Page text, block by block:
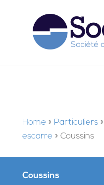
Home » Particuliers»
escarre » Coussins
Coussins